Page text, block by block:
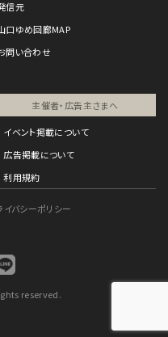
信元
口ゆめ回廊MAP
問い合わせ
主催者・広告主さまへ​
イベント掲載について
広告掲載について
利用規約
イバシーポリシー
reserved.